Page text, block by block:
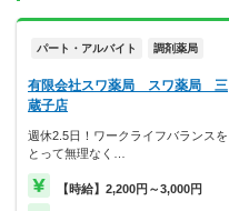
パート・アルバイト 調剤薬局
有限会社スワ薬局 スワ薬局 三
蔵子店
週休2.5日！ワークライフバランスを
とって無理なく…
【時給】2,200円～3,000円